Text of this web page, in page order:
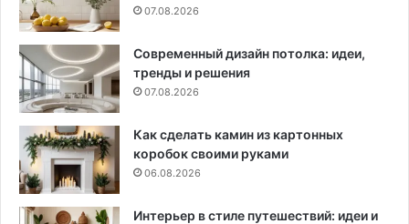
07.08.2026
Современный дизайн потолка: идеи,
тренды и решения
07.08.2026
Как сделать камин из картонных
коробок своими руками
06.08.2026
Интерьер в стиле путешествий: идеи и